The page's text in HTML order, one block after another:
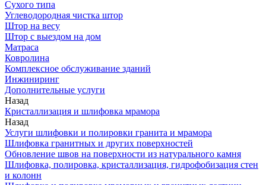
Сухого типа
Углеводородная чистка штор
Штор на весу
Штор с выездом на дом
Матраса
Ковролина
Комплексное обслуживание зданий
Инжиниринг
Дополнительные услуги
Назад
Кристаллизация и шлифовка мрамора
Назад
Услуги шлифовки и полировки гранита и мрамора
Шлифовка гранитных и других поверхностей
Обновление швов на поверхности из натурального камня
Шлифовка, полировка, кристаллизация, гидрофобизация стен
и колонн